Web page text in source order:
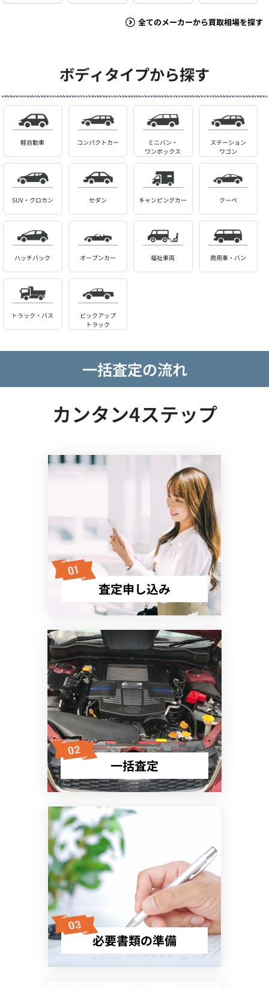
全てのメーカーから買取相場を探す
ボディタイプから探す
軽自動車 コンパクトカー
ミニバン・
ワンボックス
ステーション
ワゴン
SUV・クロカン セダン キャンピングカー クーペ
ハッチバック オープンカー 福祉車両 商用車・バン
トラック・バス
ピックアップ
トラック
一括査定の流れ
カンタン4ステップ
査定申し込み
一括査定
必要書類の準備